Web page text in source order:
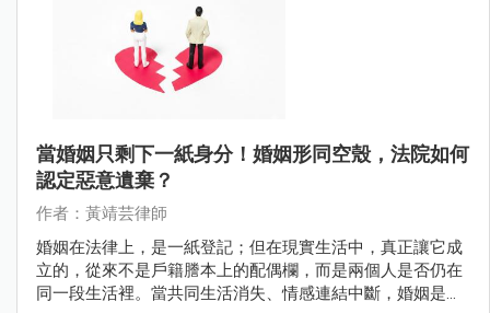
當婚姻只剩下一紙身分！婚姻形同空殼，法院如何
認定惡意遺棄？
作者：黃靖芸律師
婚姻在法律上，是一紙登記；但在現實生活中，真正讓它成
立的，從來不是戶籍謄本上的配偶欄，而是兩個人是否仍在
同一段生活裡。當共同生活消失、情感連結中斷，婚姻是否